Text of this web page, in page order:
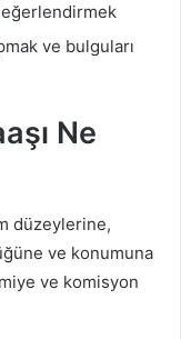
ve bulguları
Ne
düzeylerine,
ve konumuna
ve komisyon